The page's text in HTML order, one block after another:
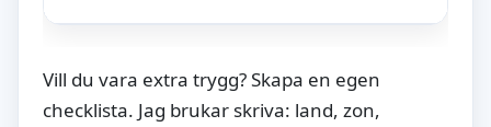
Vill du vara extra trygg? Skapa en egen
checklista. Jag brukar skriva: land, zon,